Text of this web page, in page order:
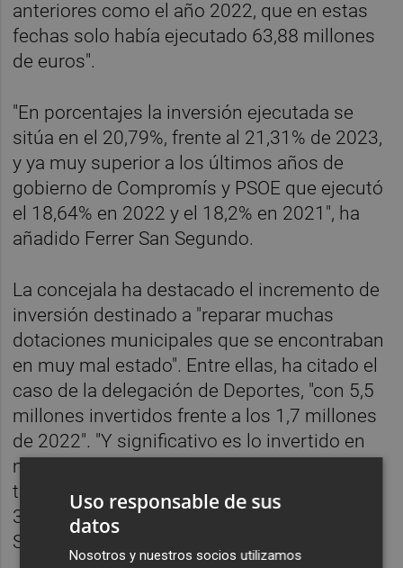
anteriores como el año 2022, que en estas
fechas solo había ejecutado 63,88 millones
de euros".
"En porcentajes la inversión ejecutada se
sitúa en el 20,79%, frente al 21,31% de 2023,
y ya muy superior a los últimos años de
gobierno de Compromís y PSOE que ejecutó
el 18,64% en 2022 y el 18,2% en 2021", ha
añadido Ferrer San Segundo.
La concejala ha destacado el incremento de
inversión destinado a "reparar muchas
dotaciones municipales que se encontraban
en muy mal estado". Entre ellas, ha citado el
caso de la delegación de Deportes, "con 5,5
millones invertidos frente a los 1,7 millones
de 2022". "Y significativo es lo invertido en
materia de vivienda al cierre del tercer
trimestre: 1,5 millones de euros frente a los
313.823 de 2022", ha apuntado Ferrer San
Segundo.
Uso responsable de sus
datos
Nosotros y nuestros socios utilizamos